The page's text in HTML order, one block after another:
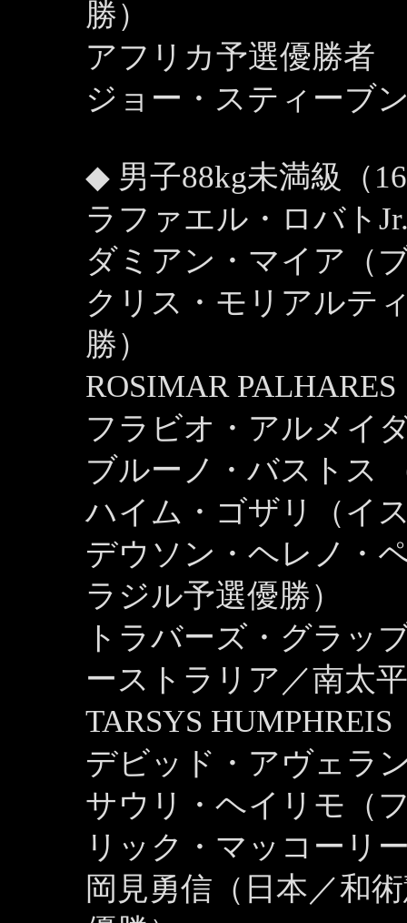
勝）
アフリカ予選優勝者
ジョー・スティーブ
◆ 男子88kg未満級（
ラファエル・ロバト
ダミアン・マイア（
クリス・モリアルテ
勝）
ROSIMAR
フラビオ・アルメイ
ブルーノ・バストス
ハイム・ゴザリ（イ
デウソン・ヘレノ・
ラジル予選優勝）
トラバーズ・グラッ
ーストラリア／南太
TARSYS
デビッド・アヴェラ
サウリ・ヘイリモ（
リック・マッコーリ
岡見勇信（日本／和